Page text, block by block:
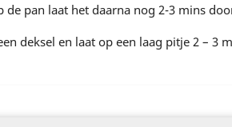
pan laat het daarna nog 2-3 mins
deksel en laat op een laag pitje 2 – 3